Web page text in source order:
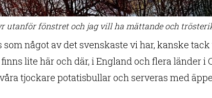
utanför fönstret och jag vill ha mättande och
något av det svenskaste vi har, kanske
lite här och där, i England och flera länder i
tjockare potatisbullar och serveras med